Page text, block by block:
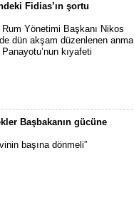
Fidias’ın şortu
Yönetimi Başkanı Nikos
dün akşam düzenlenen anma
kıyafeti
Başbakanın gücüne
başına dönmeli”